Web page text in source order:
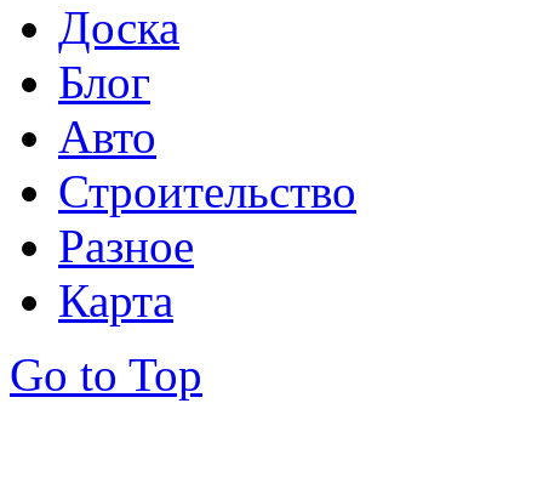
Доска
Блог
Авто
Строительство
Разное
Карта
Go to Top